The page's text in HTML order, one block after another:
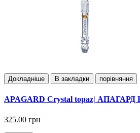
Докладнiше В закладки порівняння
APAGARD Crystal topaz| АПАГАРД
325.00 грн